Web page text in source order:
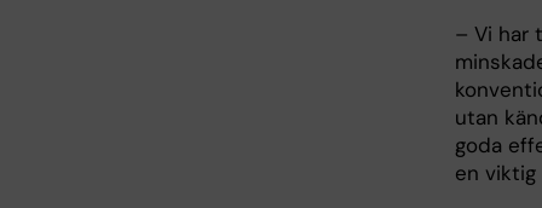
– Vi har
utan
goda
en viktig